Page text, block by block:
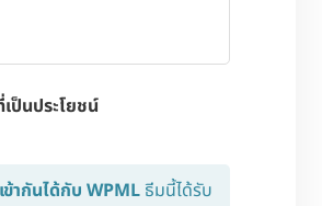
ป็นประโยชน์
เข้ากันได้กับ WPMLธีมนี้ได้รับ